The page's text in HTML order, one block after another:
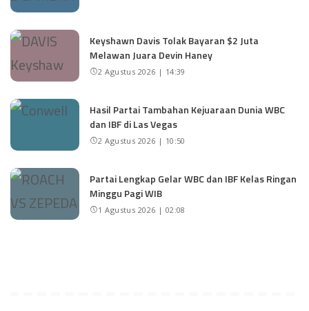
Keyshawn Davis Tolak Bayaran $2 Juta
Melawan Juara Devin Haney
2 Agustus 2026 | 14:39
Hasil Partai Tambahan Kejuaraan Dunia WBC
dan IBF di Las Vegas
2 Agustus 2026 | 10:50
Partai Lengkap Gelar WBC dan IBF Kelas Ringan
Minggu Pagi WIB
1 Agustus 2026 | 02:08